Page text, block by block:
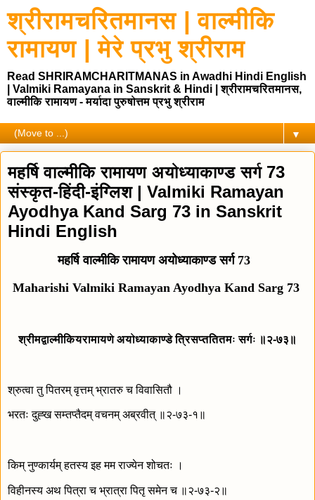
श्रीरामचरितमानस | वाल्मीकि
रामायण | मेरे प्रभु श्रीराम
Read SHRIRAMCHARITMANAS in Awadhi Hindi English
| Valmiki Ramayana in Sanskrit & Hindi | श्रीरामचरितमानस,
वाल्मीकि रामायण - मर्यादा पुरुषोत्तम प्रभु श्रीराम
▼
महर्षि वाल्मीकि रामायण अयोध्याकाण्ड सर्ग 73
संस्कृत-हिंदी-इंग्लिश | Valmiki Ramayan
Ayodhya Kand Sarg 73 in Sanskrit
Hindi English
महर्षि वाल्मीकि रामायण अयोध्याकाण्ड सर्ग 73
Maharishi Valmiki Ramayan Ayodhya Kand Sarg 73
श्रीमद्वाल्मीकियरामायणे अयोध्याकाण्डे त्रिसप्ततितमः सर्गः ॥२-७३॥
श्रुत्वा तु पितरम् वृत्तम् भ्रातरु च विवासितौ ।
भरतः दुह्ख सम्तप्तैदम् वचनम् अब्रवीत् ॥२-७३-१॥
किम् नुण्कार्यम् हतस्य इह मम राज्येन शोचतः ।
विहीनस्य अथ पित्रा च भ्रात्रा पितृ समेन च ॥२-७३-२॥